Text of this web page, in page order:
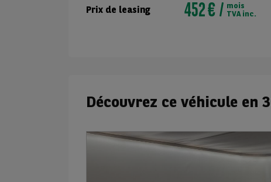
Prix de leasing 452 €
mois
TVA inc.
Découvrez ce véhicule en